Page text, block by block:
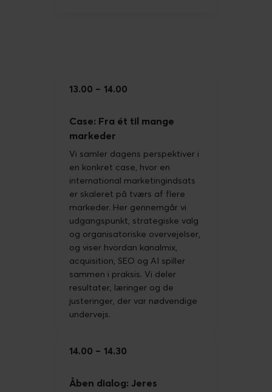
13.00 14.00
Case: Fra ét til mange
markeder
Vi samler dagens perspektiver i
en konkret case, hvor en
international marketingindsats
er skaleret på tværs af flere
markeder. Her gennemgår vi
udgangspunkt, strategiske valg
og organisatoriske overvejelser,
og viser hvordan kanalmix,
acquisition, SEO og AI spiller
sammen i praksis. Vi deler
resultater, læringer og de
justeringer, der var nødvendige
undervejs.
14.00 14.30
Åben dialog: Jeres